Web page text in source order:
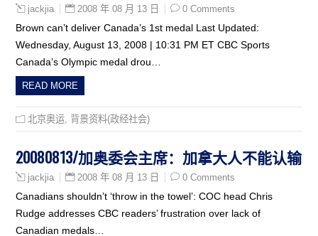
jackjia 2008 年 08 月 13 日 0 Comments
Brown can’t deliver Canada’s 1st medal Last Updated:
Wednesday, August 13, 2008 | 10:31 PM ET CBC Sports
Canada’s Olympic medal drou…
READ MORE
北京奥运 背景资料(政经社会)
20080813/加奥委会主席：加拿大人不能认输
jackjia 2008 年 08 月 13 日 0 Comments
Canadians shouldn’t ‘throw in the towel’: COC head Chris
Rudge addresses CBC readers’ frustration over lack of
Canadian medals…